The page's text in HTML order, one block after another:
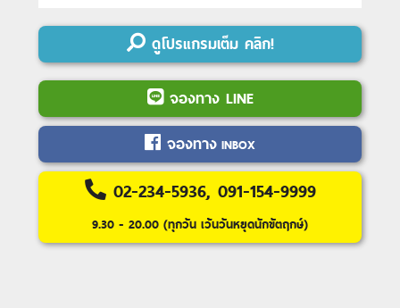
วิคตอเรียพีค – อ่าวรีพัลส์เบย์ – วัดกวนไท -
วัดเจ้าแม่กวนอิมฮองฮำ - วัดหวังต้าเซียน –
ศูนย์รวมฮวงจุ้ยกังหันนำโชค– วัดแชกงหมิว -
ช้อปปิ้งย่านดังจิมซาจุ่ย
กระเช้านองปิง & พระใหญ่โป๋หลิน –
ซิตี้เกท เอาท์เลต – ฮ่องกง – กรุงเทพฯ
(สุวรรณภูมิ)
---อ่านรายละเอียดเพิ่มเติม---
ดูโปรแกรมเต็ม คลิก!
จองทาง LINE
จองทาง INBOX
02-234-5936, 091-154-9999
9.30 - 20.00 (ทุกวัน เว้นวันหยุดนักขัตฤกษ์)